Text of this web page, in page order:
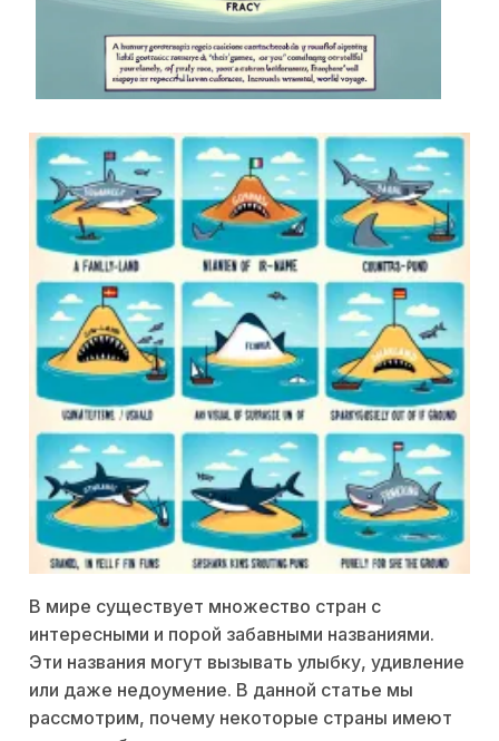
В мире существует множество стран с
интересными и порой забавными названиями.
Эти названия могут вызывать улыбку, удивление
или даже недоумение. В данной статье мы
рассмотрим, почему некоторые страны имеют